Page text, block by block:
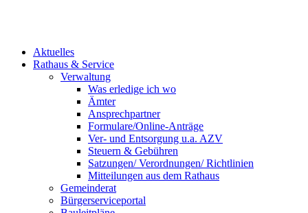
Aktuelles
Rathaus & Service
Verwaltung
Was erledige ich wo
Ämter
Ansprechpartner
Formulare/Online-Anträge
Ver- und Entsorgung u.a. AZV
Steuern & Gebühren
Satzungen/ Verordnungen/ Richtlinien
Mitteilungen aus dem Rathaus
Gemeinderat
Bürgerserviceportal